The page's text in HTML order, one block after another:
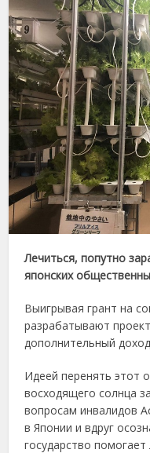
Лечиться, попутно
японских
Выигрывая грант на
разрабатывают
дополнительный
Идеей перенять этот
восходящего солнца
вопросам инвалидов
в Японии и вдруг
государство